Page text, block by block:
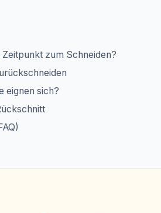
zum Schneiden?
eignen sich?